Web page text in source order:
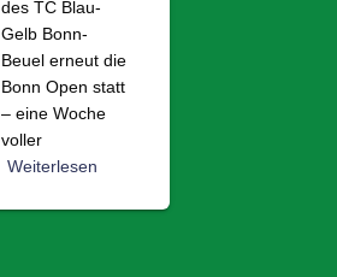
des TC Blau-
Gelb Bonn-
Beuel erneut die
Bonn Open statt
– eine Woche
voller
Weiterlesen